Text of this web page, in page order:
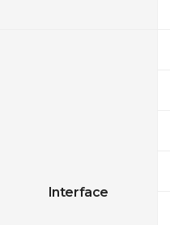
Interface